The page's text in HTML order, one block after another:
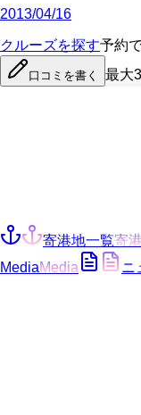
2013/04/16
クルーズを探す予約
口コミを書く 最大
寄港地一覧寄
MediaMedia ニ